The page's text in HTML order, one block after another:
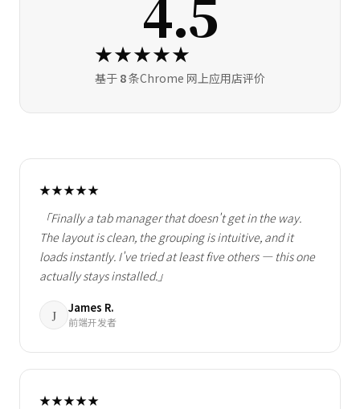
★★★★★
基于 8条Chrome 网上应用店评价
★★★★★
「Finally a tab manager that doesn't get in the way.
The layout is clean, the grouping is intuitive, and it
loads instantly. I've tried at least five others — this one
actually stays installed.」
J James R.
前端开发者
★★★★★